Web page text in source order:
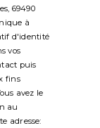
69490
à
d'identité
vos
puis
fins
avez le
au
adresse: